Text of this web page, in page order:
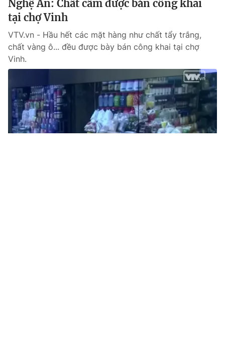
Nghệ An: Chất cấm được bán công khai
tại chợ Vinh
VTV.vn - Hầu hết các mặt hàng như chất tẩy trắng,
chất vàng ô... đều được bày bán công khai tại chợ
Vinh.